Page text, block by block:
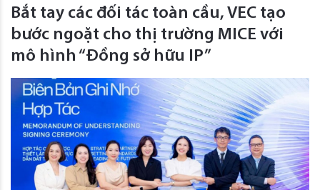
Bắt tay các đối tác toàn cầu, VEC tạo
bước ngoặt cho thị trường MICE với
mô hình “Đồng sở hữu IP”